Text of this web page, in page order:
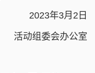
2023年3月2日
活动组委会办公室